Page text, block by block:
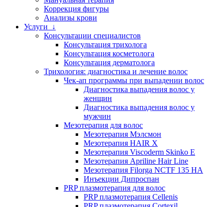
Коррекция фигуры
Анализы крови
Услуги ↓
Консультации специалистов
Консультация трихолога
Консультация косметолога
Консультация дерматолога
Трихология: диагностика и лечение волос
Чек-ап программы при выпадении волос
Диагностика выпадения волос у
женщин
Диагностика выпадения волос у
мужчин
Мезотерапия для волос
Мезотерапия Мэлсмон
Мезотерапия HAIR X
Мезотерапия Viscoderm Skinko E
Мезотерапия Apriline Hair Line
Мезотерапия Filorga NCTF 135 HA
Инъекции Дипроспан
PRP плазмотерапия для волос
PRP плазмотерапия Cellenis